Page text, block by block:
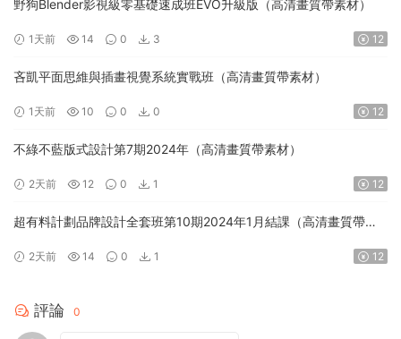
野狗Blender影視級零基礎速成班EVO升級版（高清畫質帶素材）
1天前 14 0 3 12
吝凱平面思維與插畫視覺系統實戰班（高清畫質帶素材）
1天前 10 0 0 12
不綠不藍版式設計第7期2024年（高清畫質帶素材）
2天前 12 0 1 12
超有料計劃品牌設計全套班第10期2024年1月結課（高清畫質帶素
2天前 14 0 1 12
評論 0